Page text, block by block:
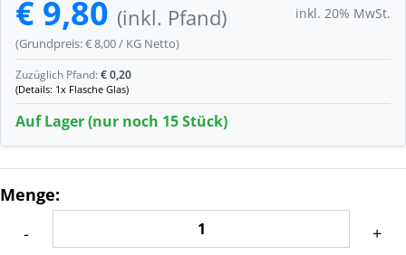
€ 9,80 (inkl. Pfand) inkl. 20% MwSt.
(Grundpreis: € 8,00 / KG Netto)
Zuzüglich Pfand: € 0,20
(Details: 1x Flasche Glas)
Auf Lager (nur noch 15 Stück)
Menge:
-
+